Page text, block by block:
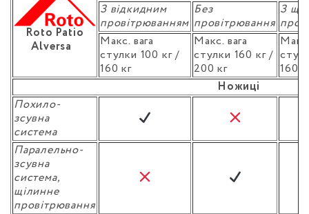
Roto Patio
Alversa
З відкидним
провітрюванням
Без
провітрювання
З
Макс. вага
стулки 100 кг /
160 кг
Макс. вага
стулки 160 кг /
200 кг
160
Ножиці
Похило-
зсувна
система
Паралельно-
зсувна
система,
щілинне
провітрювання